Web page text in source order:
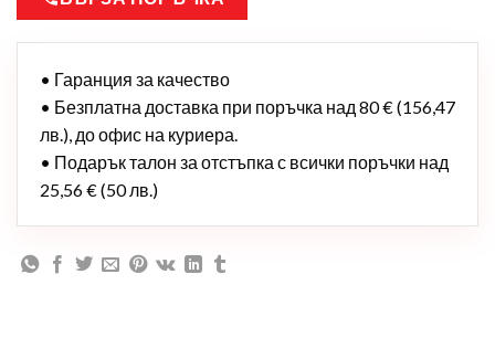
• Гаранция за качество
• Безплатна доставка при поръчка над 80 € (156,47
лв.), до офис на куриера.
• Подарък талон за отстъпка с всички поръчки над
25,56 € (50 лв.)